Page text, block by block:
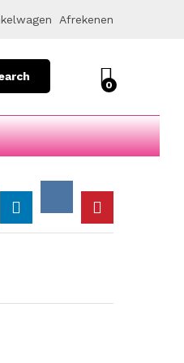
Afrekenen
0
Add to Cart